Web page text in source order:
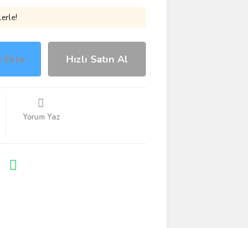
Ekle Hızlı Satın Al
Yorum Yaz